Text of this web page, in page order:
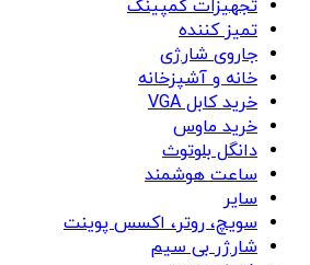
تجهیزات کمپینگ
تمیز کننده
جاروی شارژی
خانه و آشپزخانه
خرید کابل VGA
خرید ماوس
دانگل بلوتوث
ساعت هوشمند
سایر
سویچ، روتر، اکسس پوینت
شارژر بی سیم